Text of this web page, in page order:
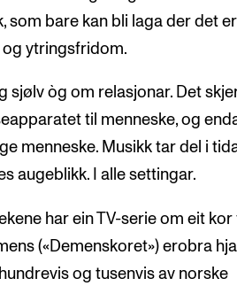
som bare kan bli laga der det er
ytringsfridom.
sjølv òg om relasjonar. Det
til menneske, og
menneske. Musikk tar del i
augeblikk. I alle settingar.
har ein TV-serie om eit
(«Demenskoret») erobra
og tusenvis av norske